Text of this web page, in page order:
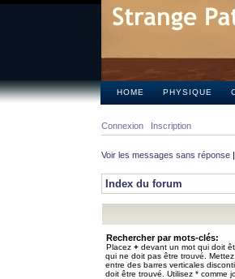
HOME PHYSIQUE
Connexion Inscription
Voir les messages sans réponse |
Index du forum
Rechercher par mots-clés:
Placez + devant un mot qui doit
qui ne doit pas être trouvé.
entre des barres verticales
doit être trouvé. Utilisez * comme